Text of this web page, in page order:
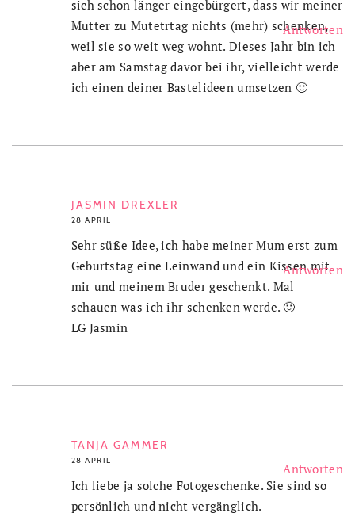
sich schon länger eingebürgert, dass wir meiner
Mutter zu Mutetrtag nichts (mehr) schenken,
weil sie so weit weg wohnt. Dieses Jahr bin ich
aber am Samstag davor bei ihr, vielleicht werde
ich einen deiner Bastelideen umsetzen 🙂
JASMIN DREXLER
28 APRIL
Antworten
Sehr süße Idee, ich habe meiner Mum erst zum
Geburtstag eine Leinwand und ein Kissen mit
mir und meinem Bruder geschenkt. Mal
schauen was ich ihr schenken werde. 🙂
LG Jasmin
TANJA GAMMER
28 APRIL
Antworten
Ich liebe ja solche Fotogeschenke. Sie sind so
persönlich und nicht vergänglich.
Antworten